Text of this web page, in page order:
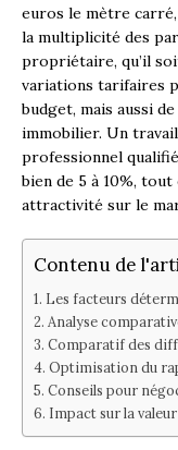
euros le mètre
la multiplicité des
propriétaire, qu’il
variations tarifaires
budget, mais aussi
immobilier. Un
professionnel
bien de 5 à 10%,
attractivité sur le
Contenu de
Les facteurs
Analyse
Comparatif des
Optimisation du
Conseils pour
Impact sur la